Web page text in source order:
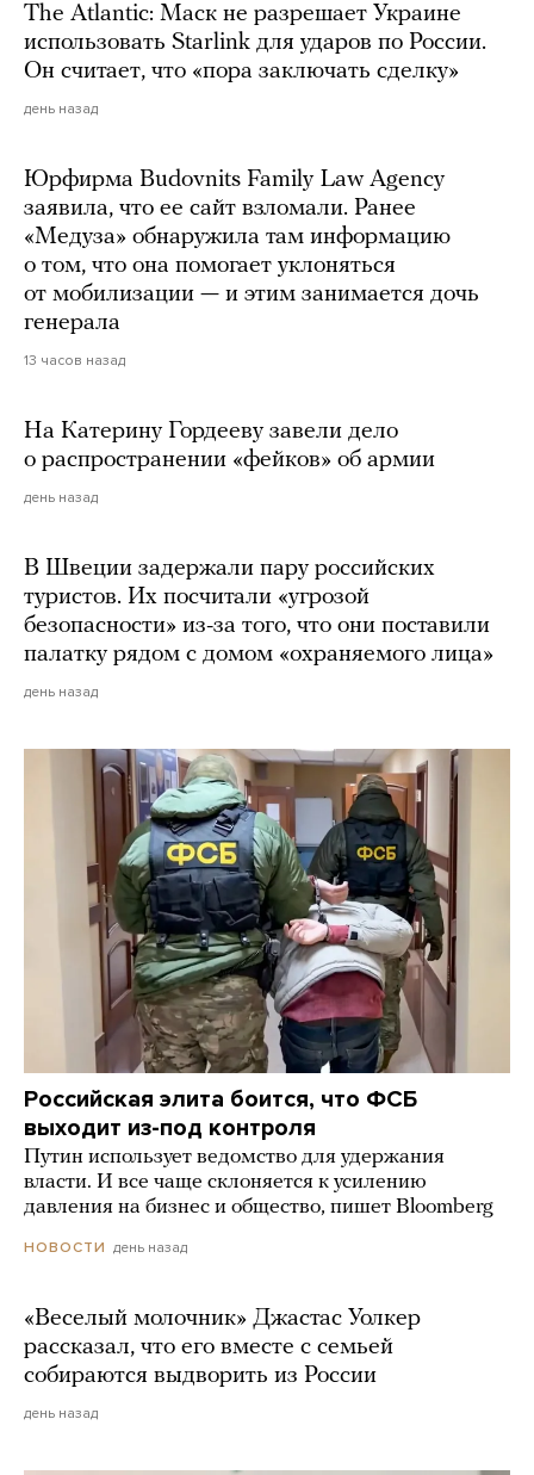
The Atlantic: Маск не разрешает Украине
использовать Starlink для ударов по России.
Он считает, что «пора заключать сделку»
день назад
Юрфирма Budovnits Family Law Agency
заявила, что ее сайт взломали. Ранее
«Медуза» обнаружила там информацию
о том, что она помогает уклоняться
от мобилизации — и этим занимается дочь
генерала
13 часов назад
На Катерину Гордееву завели дело
о распространении «фейков» об армии
день назад
В Швеции задержали пару российских
туристов. Их посчитали «угрозой
безопасности» из-за того, что они поставили
палатку рядом с домом «охраняемого лица»
день назад
Российская элита боится, что ФСБ
выходит из-под контроля
Путин использует ведомство для удержания
власти. И все чаще склоняется к усилению
давления на бизнес и общество, пишет Bloomberg
НОВОСТИ день назад
«Веселый молочник» Джастас Уолкер
рассказал, что его вместе с семьей
собираются выдворить из России
день назад